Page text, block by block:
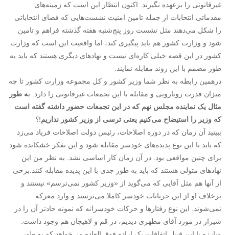
غیرقانونی را برعهده نگیرند. اکنون انتظار این است که زمینه‌های
مقدماتی انتخابات از جمله تامین امنیت نشست‌هایی که فضای انتخاباتی
را شکل می‌دهند مثل نشست روز پنج‌شنبه هفته گذشته فراهم و تامین
شود و وزارت کشور هم باید پیگیری کند، اما واقعیت این است که وزارت
کشور در این قصه خیلی کاره‌ای نیست و نهادهای دیگری هستند که باید به
طور مصمم با این روند مقابله نمایند.
درهمین رابطه به نظر شما وزیر کشور و کل مجموعه وزارت کشور تا چه
میزان قدرت رویارویی و مقابله با این تجمعات غیرقانونی را دارد. به طور
مثال یک نماینده مجلس نهم که در این تجمعات حضور داشته گفته است
که وزیر را استیضاح می‌کنیم یعنی ترسی از وزیر کشور نداریم!؟
ببینید آن زمان که در دوره اصلاحات، رئیس دولت اصلاحات فریاد می‌زد
که باید با این نوع پدیده‌های خودسر مقابله شود و این تفکر خشکانده شود
برای چنین مواقعی بود. در آن زمان کار اساسی نشد. به نظر من این
نهادهای متولی هستند که باید به طور جدی با این پدیده مقابله کنند.برخی
از آنها هم مثل آقایی که می‌گوید از «وزیر کشور نمی‌ترسم» نیستند و
برخلاف او از این جریانات خودسر کاملا می‌ترسند و وارد معرکه
نمی‌شوند. این نوع رفتارها و حرکات خودسرانه که نمونه حادتر آن را در
شیراز در مورد آقای مطهری دیدیم، در قم و لاهیجان هم وجود داشت.